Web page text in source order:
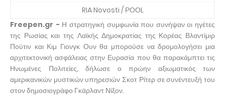
RIA Novosti / ΡΟΟL
Freepen.gr - Η στρατηγική συμφωνία που συνήψαν οι ηγέτες
της Ρωσίας και της Λαϊκής Δημοκρατίας της Κορέας Βλαντίμιρ
Πούτιν και Κιμ Γιονγκ Ουν θα μπορούσε να δρομολογήσει μια
αρχιτεκτονική ασφάλειας στην Ευρασία που θα παρακάμπτει τις
Ηνωμένες Πολιτείες, δήλωσε ο πρώην αξιωματικός των
αμερικανικών μυστικών υπηρεσιών Σκοτ Ρίτερ σε συνέντευξή του
στον δημοσιογράφο Γκάρλαντ Νίξον.